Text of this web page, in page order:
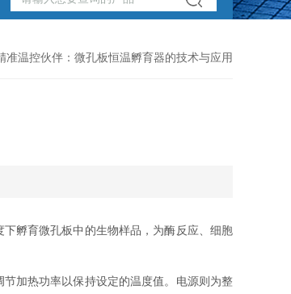
准温控伙伴：微孔板恒温孵育器的技术与应用
孵育微孔板中的生物样品，为酶反应、细胞
加热功率以保持设定的温度值。电源则为整